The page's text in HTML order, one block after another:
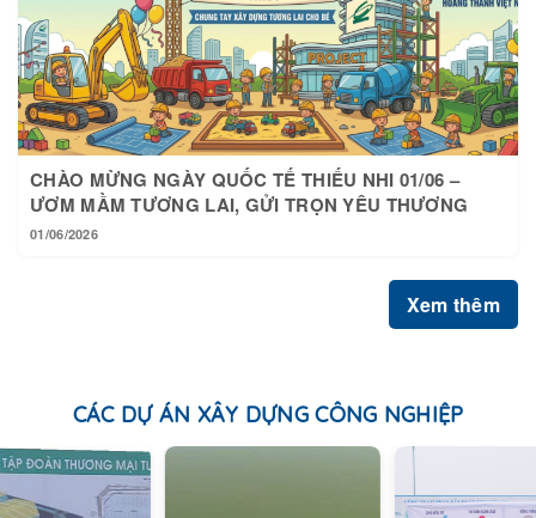
CHÀO MỪNG NGÀY QUỐC TẾ THIẾU NHI 01/06 –
ƯƠM MẦM TƯƠNG LAI, GỬI TRỌN YÊU THƯƠNG
01/06/2026